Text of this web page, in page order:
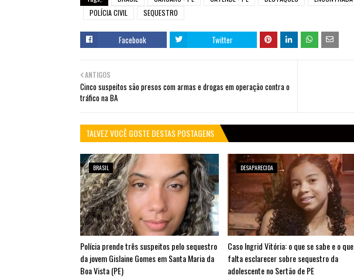
POLÍCIA CIVIL
SEQUESTRO
Facebook Twitter
ANTIGOS
Cinco suspeitos são presos com armas e drogas em operação contra o
tráfico na BA
TALVEZ VOCÊ GOSTE DESTAS POSTAGENS
BRASIL
Polícia prende três suspeitos pelo sequestro
da jovem Gislaine Gomes em Santa Maria da
Boa Vista (PE)
DESAPARECIDA
Caso Ingrid Vitória: o que se sabe e o que
falta esclarecer sobre sequestro da
adolescente no Sertão de PE